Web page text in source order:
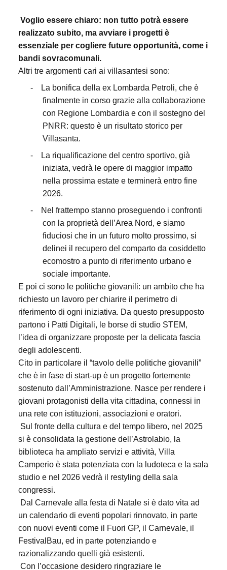
Voglio essere chiaro: non tutto potrà essere
realizzato subito, ma avviare i progetti è
essenziale per cogliere future opportunità, come i
bandi sovracomunali.
Altri tre argomenti cari ai villasantesi sono:
-
La bonifica della ex Lombarda Petroli, che è
finalmente in corso grazie alla collaborazione
con Regione Lombardia e con il sostegno del
PNRR: questo è un risultato storico per
Villasanta.
-
La riqualificazione del centro sportivo, già
iniziata, vedrà le opere di maggior impatto
nella prossima estate e terminerà entro fine
2026.
-
Nel frattempo stanno proseguendo i confronti
con la proprietà dell’Area Nord, e siamo
fiduciosi che in un futuro molto prossimo, si
delinei il recupero del comparto da cosiddetto
ecomostro a punto di riferimento urbano e
sociale importante.
E poi ci sono le politiche giovanili: un ambito che ha
richiesto un lavoro per chiarire il perimetro di
riferimento di ogni iniziativa. Da questo presupposto
partono i Patti Digitali, le borse di studio STEM,
l’idea di organizzare proposte per la delicata fascia
degli adolescenti.
Cito in particolare il “tavolo delle politiche giovanili”
che è in fase di start-up è un progetto fortemente
sostenuto dall’Amministrazione. Nasce per rendere i
giovani protagonisti della vita cittadina, connessi in
una rete con istituzioni, associazioni e oratori.
Sul fronte della cultura e del tempo libero, nel 2025
si è consolidata la gestione dell’Astrolabio, la
biblioteca ha ampliato servizi e attività, Villa
Camperio è stata potenziata con la ludoteca e la sala
studio e nel 2026 vedrà il restyling della sala
congressi.
Dal Carnevale alla festa di Natale si è dato vita ad
un calendario di eventi popolari rinnovato, in parte
con nuovi eventi come il Fuori GP, il Carnevale, il
FestivalBau, ed in parte potenziando e
razionalizzando quelli già esistenti.
Con l’occasione desidero ringraziare le